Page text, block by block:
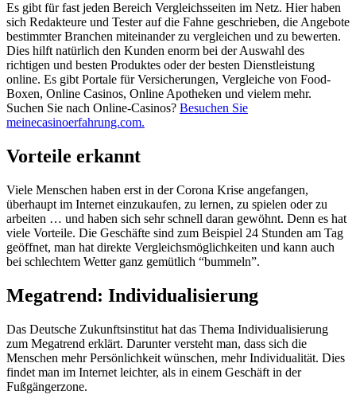
Es gibt für fast jeden Bereich Vergleichsseiten im Netz. Hier haben
sich Redakteure und Tester auf die Fahne geschrieben, die Angebote
bestimmter Branchen miteinander zu vergleichen und zu bewerten.
Dies hilft natürlich den Kunden enorm bei der Auswahl des
richtigen und besten Produktes oder der besten Dienstleistung
online. Es gibt Portale für Versicherungen, Vergleiche von Food-
Boxen, Online Casinos, Online Apotheken und vielem mehr.
Suchen Sie nach Online-Casinos? Besuchen Sie
meinecasinoerfahrung.com.
Vorteile erkannt
Viele Menschen haben erst in der Corona Krise angefangen,
überhaupt im Internet einzukaufen, zu lernen, zu spielen oder zu
arbeiten … und haben sich sehr schnell daran gewöhnt. Denn es hat
viele Vorteile. Die Geschäfte sind zum Beispiel 24 Stunden am Tag
geöffnet, man hat direkte Vergleichsmöglichkeiten und kann auch
bei schlechtem Wetter ganz gemütlich “bummeln”.
Megatrend: Individualisierung
Das Deutsche Zukunftsinstitut hat das Thema Individualisierung
zum Megatrend erklärt. Darunter versteht man, dass sich die
Menschen mehr Persönlichkeit wünschen, mehr Individualität. Dies
findet man im Internet leichter, als in einem Geschäft in der
Fußgängerzone.